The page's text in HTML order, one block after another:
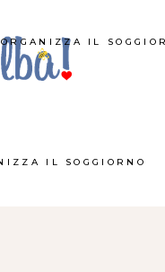
IL SOGGIORNO
ORGANIZZA IL